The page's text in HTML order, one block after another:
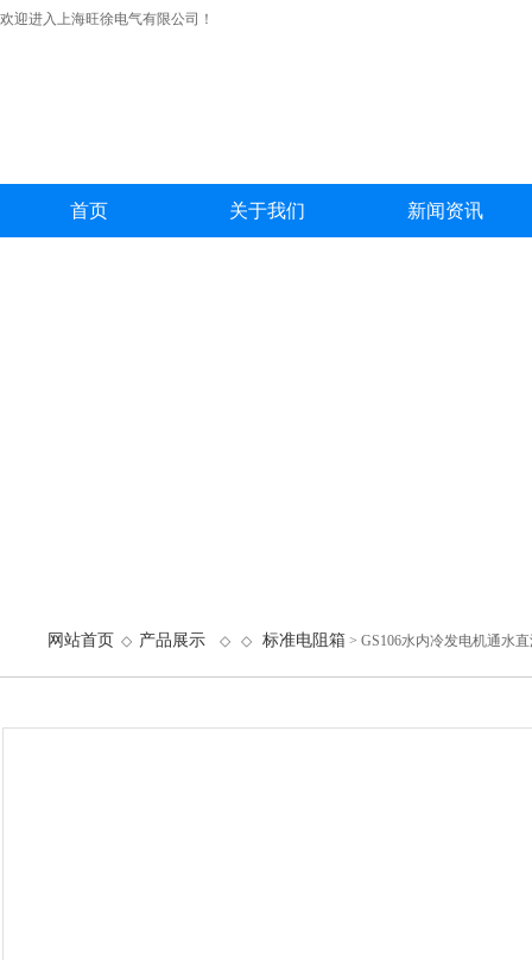
欢迎进入上海旺徐电气有限公司！
首页 关于我们 新闻资讯
网站首页 ◇ 产品展示 ◇ ◇ 标准电阻箱 > GS106水内冷发电机通水